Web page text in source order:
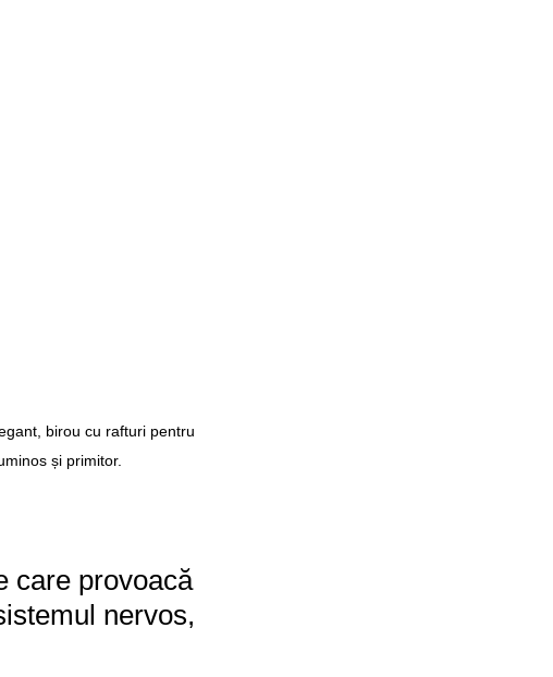
birou cu rafturi pentru
și primitor.
care provoacă
nervos,